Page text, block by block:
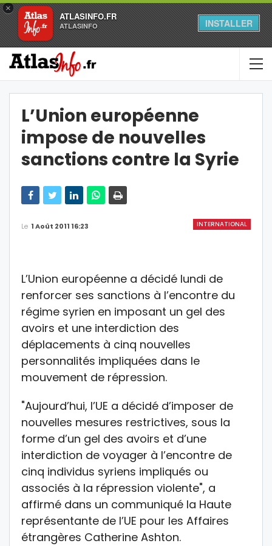
×
ATLASINFO.FR
ATLASINFO INSTALLER
L’Union européenne
impose de nouvelles
sanctions contre la Syrie
INTERNATIONAL
Le 1 Août 2011 16:23
L’Union européenne a décidé lundi de
renforcer ses sanctions à l’encontre du
régime syrien en imposant un gel des
avoirs et une interdiction des
déplacements à cinq nouvelles
personnalités impliquées dans le
mouvement de répression.
"Aujourd’hui, l’UE a décidé d’imposer de
nouvelles mesures restrictives, sous la
forme d’un gel des avoirs et d’une
interdiction de voyager à l’encontre de
cinq individus syriens impliqués ou
associés à la répression violente", a
affirmé dans un communiqué la Haute
représentante de l’UE pour les Affaires
étrangères Catherine Ashton.